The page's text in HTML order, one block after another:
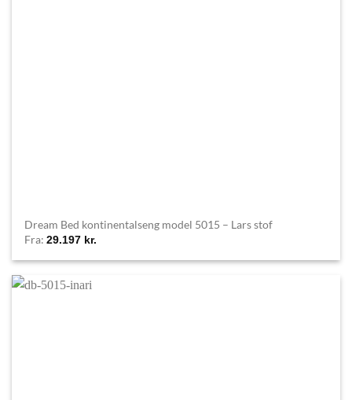
Dream Bed kontinentalseng model 5015 – Lars stof
Fra:29.197 kr.